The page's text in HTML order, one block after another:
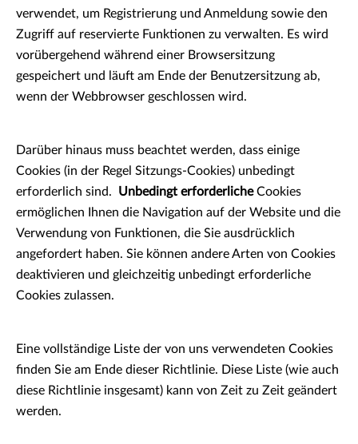
verwendet, um Registrierung und Anmeldung sowie den
Zugriff auf reservierte Funktionen zu verwalten. Es wird
vorübergehend während einer Browsersitzung
gespeichert und läuft am Ende der Benutzersitzung ab,
wenn der Webbrowser geschlossen wird.
Darüber hinaus muss beachtet werden, dass einige
Cookies (in der Regel Sitzungs-Cookies) unbedingt
erforderlich sind. Unbedingt erforderlicheCookies
ermöglichen Ihnen die Navigation auf der Website und die
Verwendung von Funktionen, die Sie ausdrücklich
angefordert haben. Sie können andere Arten von Cookies
deaktivieren und gleichzeitig unbedingt erforderliche
Cookies zulassen.
Eine vollständige Liste der von uns verwendeten Cookies
finden Sie am Ende dieser Richtlinie. Diese Liste (wie auch
diese Richtlinie insgesamt) kann von Zeit zu Zeit geändert
werden.